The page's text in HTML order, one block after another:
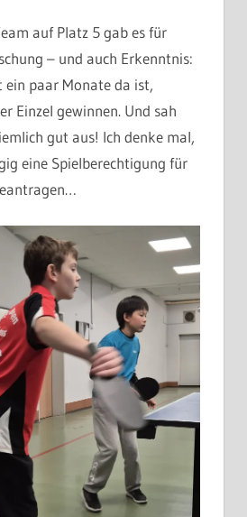
auf Platz 5 gab es für
– und auch Erkenntnis:
ein paar Monate da ist,
Einzel gewinnen. Und sah
gut aus! Ich denke mal,
eine Spielberechtigung für